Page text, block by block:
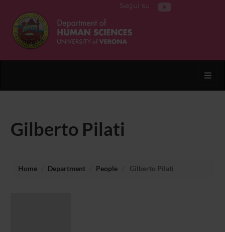
Segui su
Gilberto Pilati
Home Department People Gilberto Pilati